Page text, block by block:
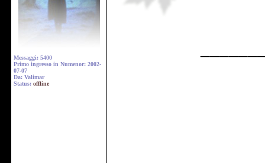
Messaggi: 5400
Primo ingresso in Numenor: 2002-
07-07
Da: Valimar
Status: offline